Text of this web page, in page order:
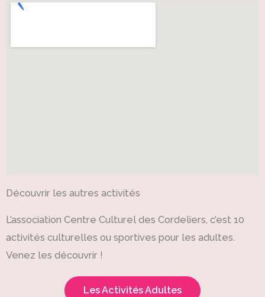
Découvrir les autres activités
L’association Centre Culturel des Cordeliers, c’est 10
activités culturelles ou sportives pour les adultes.
Venez les découvrir !
Les Activités Adultes